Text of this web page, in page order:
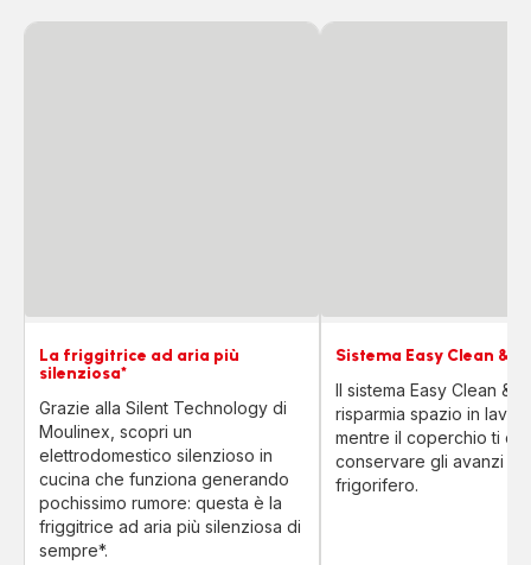
La friggitrice ad aria più
silenziosa*
Grazie alla Silent Technology di
Moulinex, scopri un
elettrodomestico silenzioso in
cucina che funziona generando
pochissimo rumore: questa è la
friggitrice ad aria più silenziosa di
sempre*.
Sistema Easy Clean &
Il sistema Easy Clean &
risparmia spazio in
mentre il coperchio ti
conservare gli avanzi nel
frigorifero.